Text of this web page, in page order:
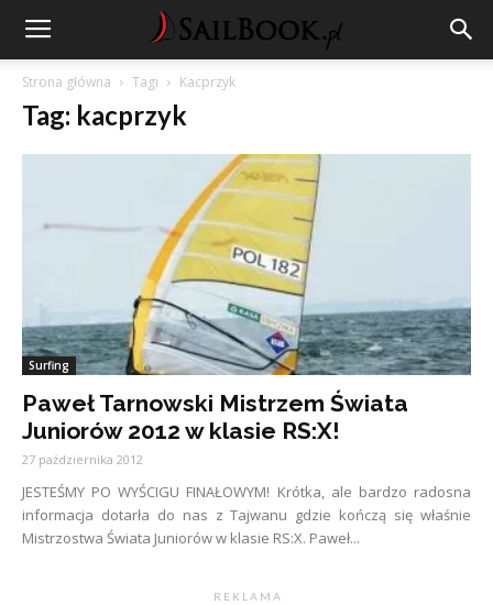
Strona główna Tagi Kacprzyk
Tag: kacprzyk
Surfing
Paweł Tarnowski Mistrzem Świata
Juniorów 2012 w klasie RS:X!
27 października 2012
JESTEŚMY PO WYŚCIGU FINAŁOWYM! Krótka, ale bardzo radosna
informacja dotarła do nas z Tajwanu gdzie kończą się właśnie
Mistrzostwa Świata Juniorów w klasie RS:X. Paweł...
R E K L A M A